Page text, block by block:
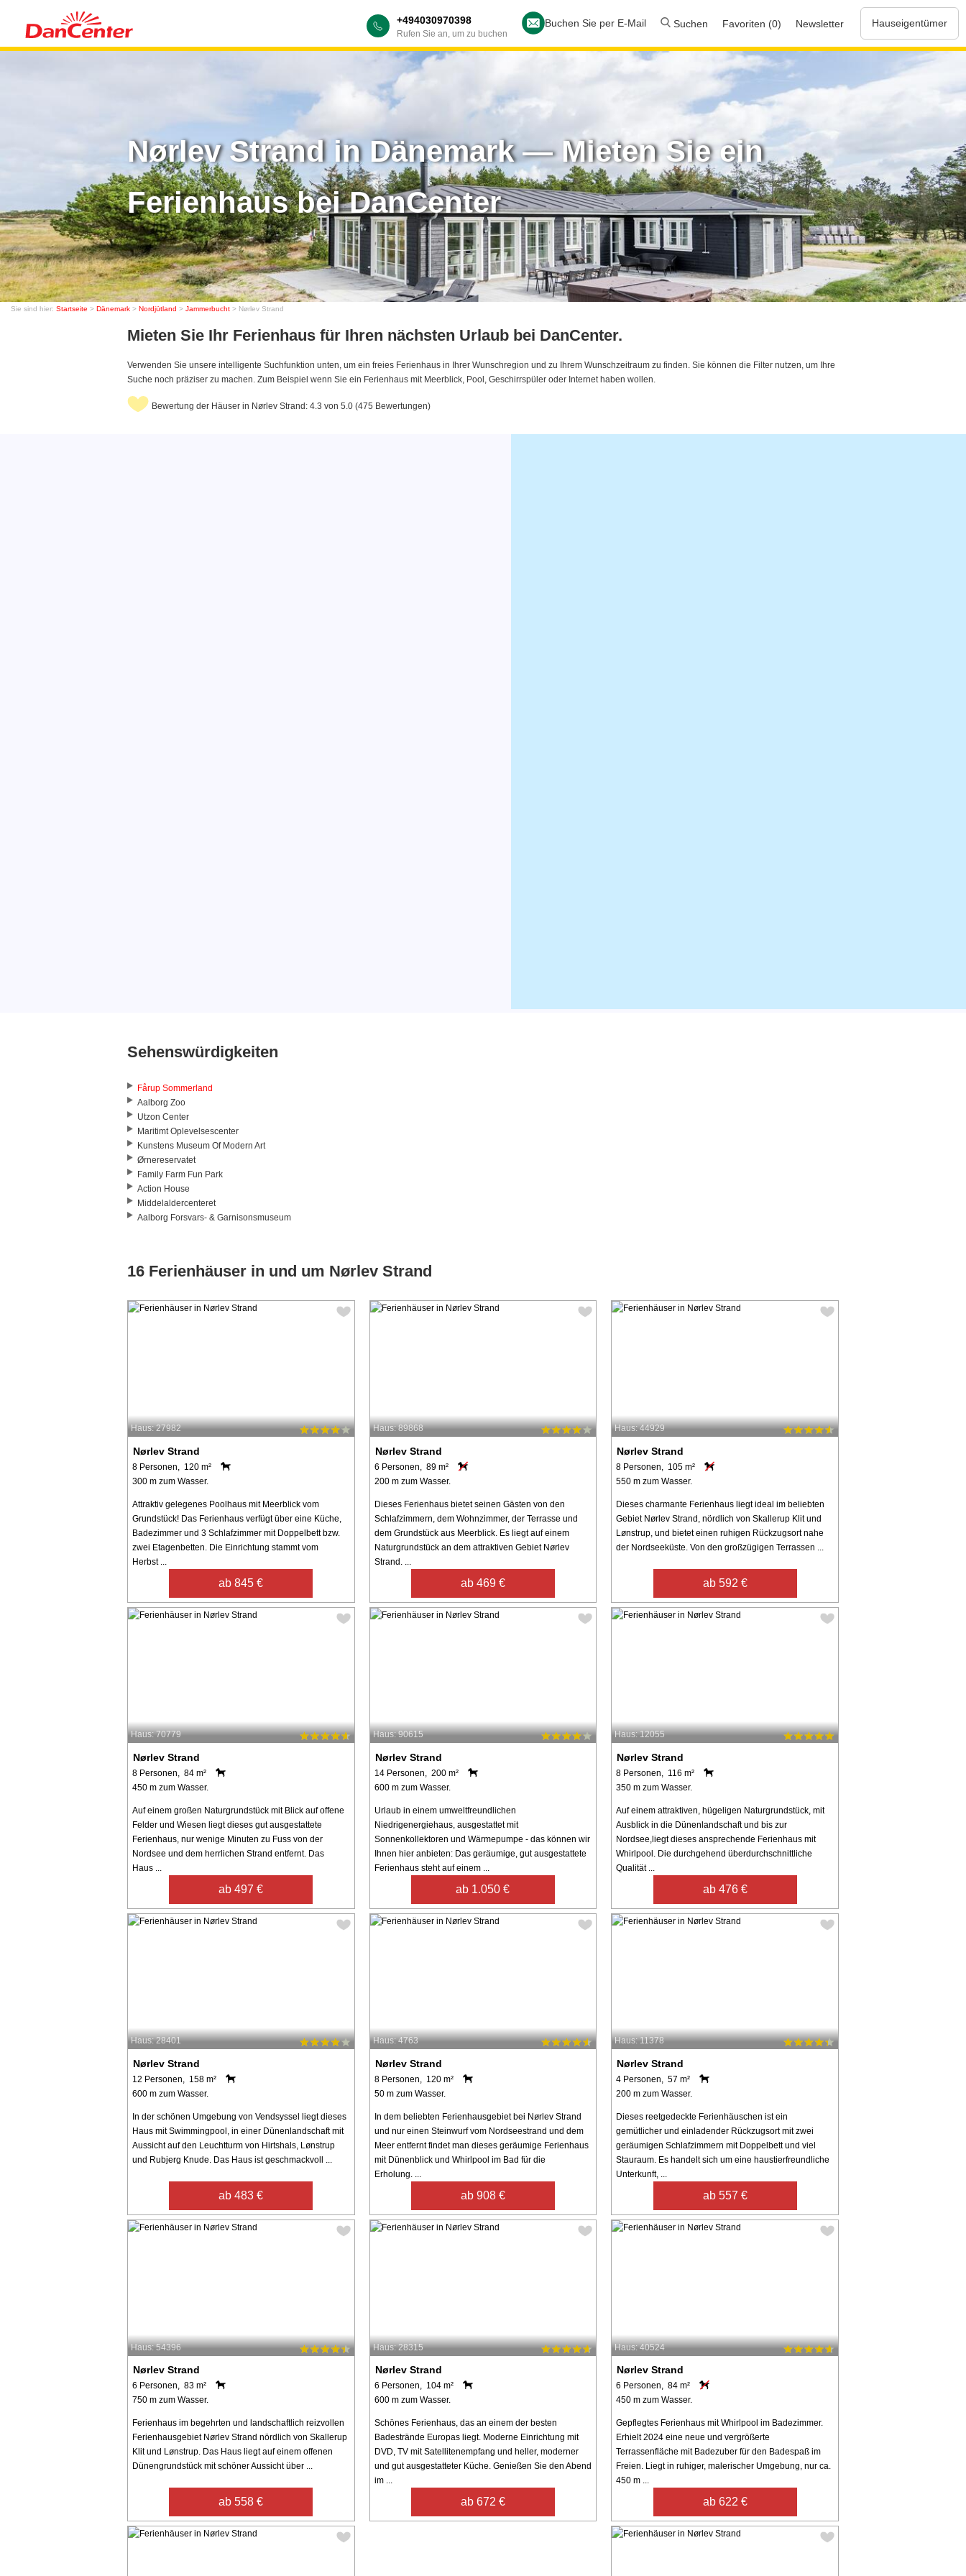
+494030970398
Rufen Sie an, um zu buchen
Buchen Sie per E-Mail Suchen Favoriten (0) Newsletter Hauseigentümer
Nørlev Strand in Dänemark — Mieten Sie ein
Ferienhaus bei DanCenter
Sie sind hier: Startseite > Dänemark > Nordjütland > Jammerbucht > Nørlev Strand
Mieten Sie Ihr Ferienhaus für Ihren nächsten Urlaub bei DanCenter.
Verwenden Sie unsere intelligente Suchfunktion unten, um ein freies Ferienhaus in Ihrer Wunschregion und zu Ihrem Wunschzeitraum zu finden. Sie können die Filter nutzen, um Ihre
Suche noch präziser zu machen. Zum Beispiel wenn Sie ein Ferienhaus mit Meerblick, Pool, Geschirrspüler oder Internet haben wollen.
Bewertung der Häuser in Nørlev Strand: 4.3 von 5.0 (475 Bewertungen)
Sehenswürdigkeiten
Fårup Sommerland
Aalborg Zoo
Utzon Center
Maritimt Oplevelsescenter
Kunstens Museum Of Modern Art
Ørnereservatet
Family Farm Fun Park
Action House
Middelaldercenteret
Aalborg Forsvars- & Garnisonsmuseum
16 Ferienhäuser in und um Nørlev Strand
Haus: 27982
Nørlev Strand
8 Personen, 120 m²
300 m zum Wasser.
Attraktiv gelegenes Poolhaus mit Meerblick vom
Grundstück! Das Ferienhaus verfügt über eine Küche,
Badezimmer und 3 Schlafzimmer mit Doppelbett bzw.
zwei Etagenbetten. Die Einrichtung stammt vom
Herbst ...
ab 845 €
Haus: 89868
Nørlev Strand
6 Personen, 89 m²
200 m zum Wasser.
Dieses Ferienhaus bietet seinen Gästen von den
Schlafzimmern, dem Wohnzimmer, der Terrasse und
dem Grundstück aus Meerblick. Es liegt auf einem
Naturgrundstück an dem attraktiven Gebiet Nørlev
Strand. ...
ab 469 €
Haus: 44929
Nørlev Strand
8 Personen, 105 m²
550 m zum Wasser.
Dieses charmante Ferienhaus liegt ideal im beliebten
Gebiet Nørlev Strand, nördlich von Skallerup Klit und
Lønstrup, und bietet einen ruhigen Rückzugsort nahe
der Nordseeküste. Von den großzügigen Terrassen ...
ab 592 €
Haus: 70779
Nørlev Strand
8 Personen, 84 m²
450 m zum Wasser.
Auf einem großen Naturgrundstück mit Blick auf offene
Felder und Wiesen liegt dieses gut ausgestattete
Ferienhaus, nur wenige Minuten zu Fuss von der
Nordsee und dem herrlichen Strand entfernt. Das
Haus ...
ab 497 €
Haus: 90615
Nørlev Strand
14 Personen, 200 m²
600 m zum Wasser.
Urlaub in einem umweltfreundlichen
Niedrigenergiehaus, ausgestattet mit
Sonnenkollektoren und Wärmepumpe - das können wir
Ihnen hier anbieten: Das geräumige, gut ausgestattete
Ferienhaus steht auf einem ...
ab 1.050 €
Haus: 12055
Nørlev Strand
8 Personen, 116 m²
350 m zum Wasser.
Auf einem attraktiven, hügeligen Naturgrundstück, mit
Ausblick in die Dünenlandschaft und bis zur
Nordsee,liegt dieses ansprechende Ferienhaus mit
Whirlpool. Die durchgehend überdurchschnittliche
Qualität ...
ab 476 €
Haus: 28401
Nørlev Strand
12 Personen, 158 m²
600 m zum Wasser.
In der schönen Umgebung von Vendsyssel liegt dieses
Haus mit Swimmingpool, in einer Dünenlandschaft mit
Aussicht auf den Leuchtturm von Hirtshals, Lønstrup
und Rubjerg Knude. Das Haus ist geschmackvoll ...
ab 483 €
Haus: 4763
Nørlev Strand
8 Personen, 120 m²
50 m zum Wasser.
In dem beliebten Ferienhausgebiet bei Nørlev Strand
und nur einen Steinwurf vom Nordseestrand und dem
Meer entfernt findet man dieses geräumige Ferienhaus
mit Dünenblick und Whirlpool im Bad für die
Erholung. ...
ab 908 €
Haus: 11378
Nørlev Strand
4 Personen, 57 m²
200 m zum Wasser.
Dieses reetgedeckte Ferienhäuschen ist ein
gemütlicher und einladender Rückzugsort mit zwei
geräumigen Schlafzimmern mit Doppelbett und viel
Stauraum. Es handelt sich um eine haustierfreundliche
Unterkunft, ...
ab 557 €
Haus: 54396
Nørlev Strand
6 Personen, 83 m²
750 m zum Wasser.
Ferienhaus im begehrten und landschaftlich reizvollen
Ferienhausgebiet Nørlev Strand nördlich von Skallerup
Klit und Lønstrup. Das Haus liegt auf einem offenen
Dünengrundstück mit schöner Aussicht über ...
ab 558 €
Haus: 28315
Nørlev Strand
6 Personen, 104 m²
600 m zum Wasser.
Schönes Ferienhaus, das an einem der besten
Badestrände Europas liegt. Moderne Einrichtung mit
DVD, TV mit Satellitenempfang und heller, moderner
und gut ausgestatteter Küche. Genießen Sie den Abend
im ...
ab 672 €
Haus: 40524
Nørlev Strand
6 Personen, 84 m²
450 m zum Wasser.
Gepflegtes Ferienhaus mit Whirlpool im Badezimmer.
Erhielt 2024 eine neue und vergrößerte
Terrassenfläche mit Badezuber für den Badespaß im
Freien. Liegt in ruhiger, malerischer Umgebung, nur ca.
450 m ...
ab 622 €